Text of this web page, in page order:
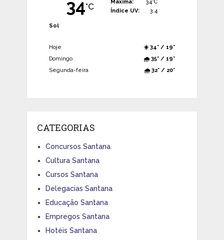
34°C
Máxima:
34°C
Índice UV:
3.4
Sol
Hoje
☀️ 34° / 19°
Domingo
🌧️ 35° / 19°
Segunda-feira
🌧️ 32° / 20°
CATEGORIAS
Concursos Santana
Cultura Santana
Cursos Santana
Delegacias Santana
Educação Santana
Empregos Santana
Hotéis Santana